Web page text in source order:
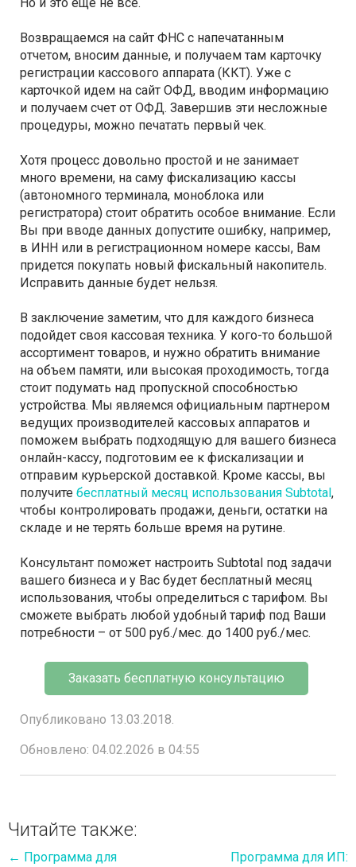
Возвращаемся на сайт ФНС с напечатанным
отчетом, вносим данные, и получаем там карточку
регистрации кассового аппарата (ККТ). Уже с
карточкой идем на сайт ОФД, вводим информацию
и получаем счет от ОФД. Завершив эти несложные
процедуры, можно печатать первый чек.
Хотя процесс довольно простой и не занимает
много времени, на саму фискализацию кассы
(автономного терминала, моноблока или
регистратора) стоит обратить особое внимание. Если
Вы при вводе данных допустите ошибку, например,
в ИНН или в регистрационном номере кассы, Вам
придется покупать новый фискальный накопитель.
Исправить данные будет нельзя.
В заключение заметим, что для каждого бизнеса
подойдет своя кассовая техника. У кого-то большой
ассортимент товаров, и нужно обратить внимание
на объем памяти, или высокая проходимость, тогда
стоит подумать над пропускной способностью
устройства. Мы являемся официальным партнером
ведущих производителей кассовых аппаратов и
поможем выбрать подходящую для вашего бизнеса
онлайн-кассу, подготовим ее к фискализации и
отправим курьерской доставкой. Кроме кассы, вы
получите бесплатный месяц использования Subtotal,
чтобы контролировать продажи, деньги, остатки на
складе и не терять больше время на рутине.
Консультант поможет настроить Subtotal под задачи
вашего бизнеса и у Вас будет бесплатный месяц
использования, чтобы определиться с тарифом. Вы
сможете выбрать любой удобный тариф под Ваши
потребности – от 500 руб./мес. до 1400 руб./мес.
Заказать бесплатную консультацию
Опубликовано 13.03.2018.
Обновлено: 04.02.2026 в 04:55
Читайте также:
← Программа для
Программа для ИП: